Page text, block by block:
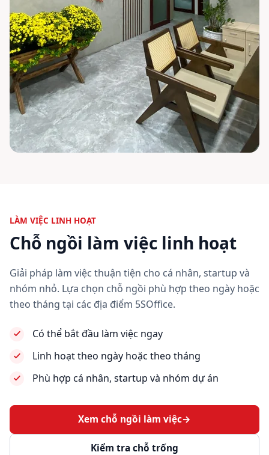
LÀM VIỆC LINH HOẠT
Chỗ ngồi làm việc linh hoạt
Giải pháp làm việc thuận tiện cho cá nhân, startup và
nhóm nhỏ. Lựa chọn chỗ ngồi phù hợp theo ngày hoặc
theo tháng tại các địa điểm 5SOffice.
Có thể bắt đầu làm việc ngay
Linh hoạt theo ngày hoặc theo tháng
Phù hợp cá nhân, startup và nhóm dự án
Xem chỗ ngồi làm việc→
Kiểm tra chỗ trống